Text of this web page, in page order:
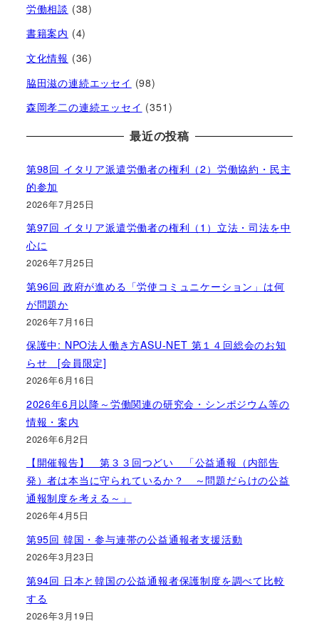
労働相談 (38)
書籍案内 (4)
文化情報 (36)
脇田滋の連続エッセイ (98)
森岡孝二の連続エッセイ (351)
最近の投稿
第98回 イタリア派遣労働者の権利（2）労働協約・民主
的参加
2026年7月25日
第97回 イタリア派遣労働者の権利（1）立法・司法を中
心に
2026年7月25日
第96回 政府が進める「労使コミュニケーション」は何
が問題か
2026年7月16日
保護中: NPO法人働き方ASU-NET 第１４回総会のお知
らせ [会員限定]
2026年6月16日
2026年6月以降～労働関連の研究会・シンポジウム等の
情報・案内
2026年6月2日
【開催報告】 第３３回つどい 「公益通報（内部告
発）者は本当に守られているか？ ～問題だらけの公益
通報制度を考える～」
2026年4月5日
第95回 韓国・参与連帯の公益通報者支援活動
2026年3月23日
第94回 日本と韓国の公益通報者保護制度を調べて比較
する
2026年3月19日